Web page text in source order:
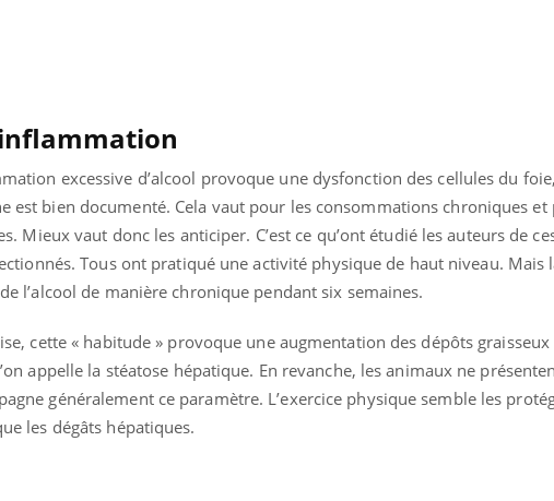
excessive d’alcool provoque une dysfonction des cellules du
est bien documenté. Cela vaut pour les consommations chroniques et
Mieux vaut donc les anticiper. C’est ce qu’ont étudié les auteurs de
Tous ont pratiqué une activité physique de haut niveau. Mais
l’alcool de manière chronique pendant six semaines.
cette « habitude » provoque une augmentation des dépôts
appelle la stéatose hépatique. En revanche, les animaux ne
généralement ce paramètre. L’exercice physique semble les
les dégâts hépatiques.
chaleurs :
grimpe-t-il ?
pourrait-il
la propagation du
Le smartphone nuit-il à
l'apprentissage de la
lecture ?